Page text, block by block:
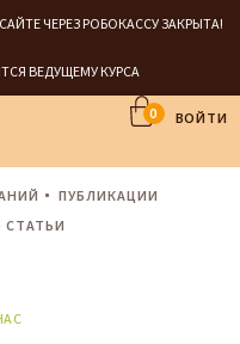
ЧЕРЕЗ РОБОКАССУ ЗАКРЫТА!
ВЕДУЩЕМУ КУРСА
0 ВОЙТИ
ПУБЛИКАЦИИ
СТАТЬИ